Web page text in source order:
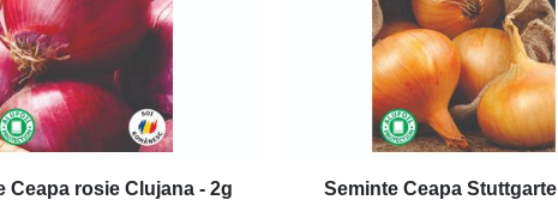
Ceapa rosie Clujana - 2g Seminte Ceapa